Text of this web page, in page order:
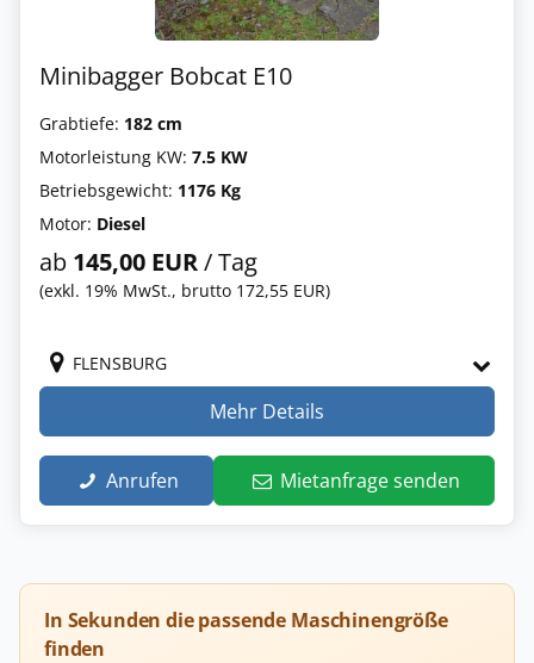
Minibagger Bobcat E10
Grabtiefe: 182 cm
Motorleistung KW: 7.5 KW
Betriebsgewicht: 1176 Kg
Motor: Diesel
ab 145,00 EUR/ Tag
(exkl. 19% MwSt., brutto 172,55 EUR)
FLENSBURG
Mehr Details
Anrufen Mietanfrage senden
In Sekunden die passende Maschinengröße
finden